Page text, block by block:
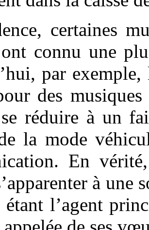
certaines
connu une
par
des
réduire à un
la mode
En
à une
étant l’agent